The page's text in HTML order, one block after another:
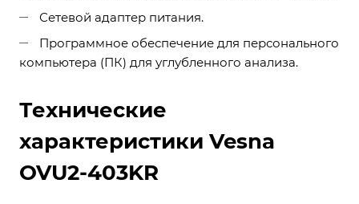
Сетевой адаптер питания.
Программное обеспечение для персонального
компьютера (ПК) для углубленного анализа.
Технические
характеристики Vesna
OVU2-403KR